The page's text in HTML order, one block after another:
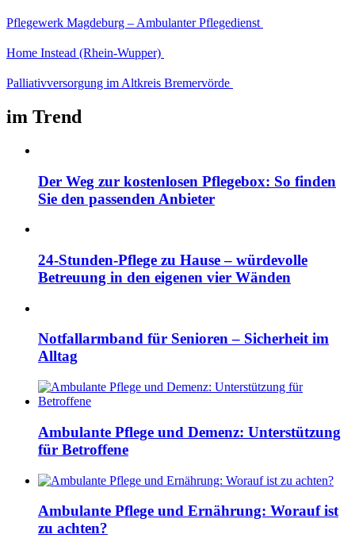
Pflegewerk Magdeburg – Ambulanter Pflegedienst
Home Instead (Rhein-Wupper)
Palliativversorgung im Altkreis Bremervörde
im Trend
Der Weg zur kostenlosen Pflegebox: So finden
Sie den passenden Anbieter
24-Stunden-Pflege zu Hause – würdevolle
Betreuung in den eigenen vier Wänden
Notfallarmband für Senioren – Sicherheit im
Alltag
Ambulante Pflege und Demenz: Unterstützung
für Betroffene
Ambulante Pflege und Ernährung: Worauf ist
zu achten?